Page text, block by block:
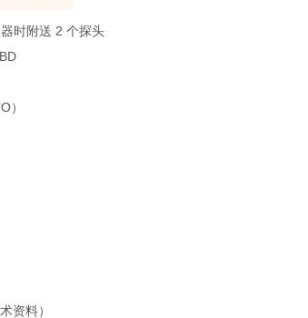
时附送 2 个探头
）
资料）